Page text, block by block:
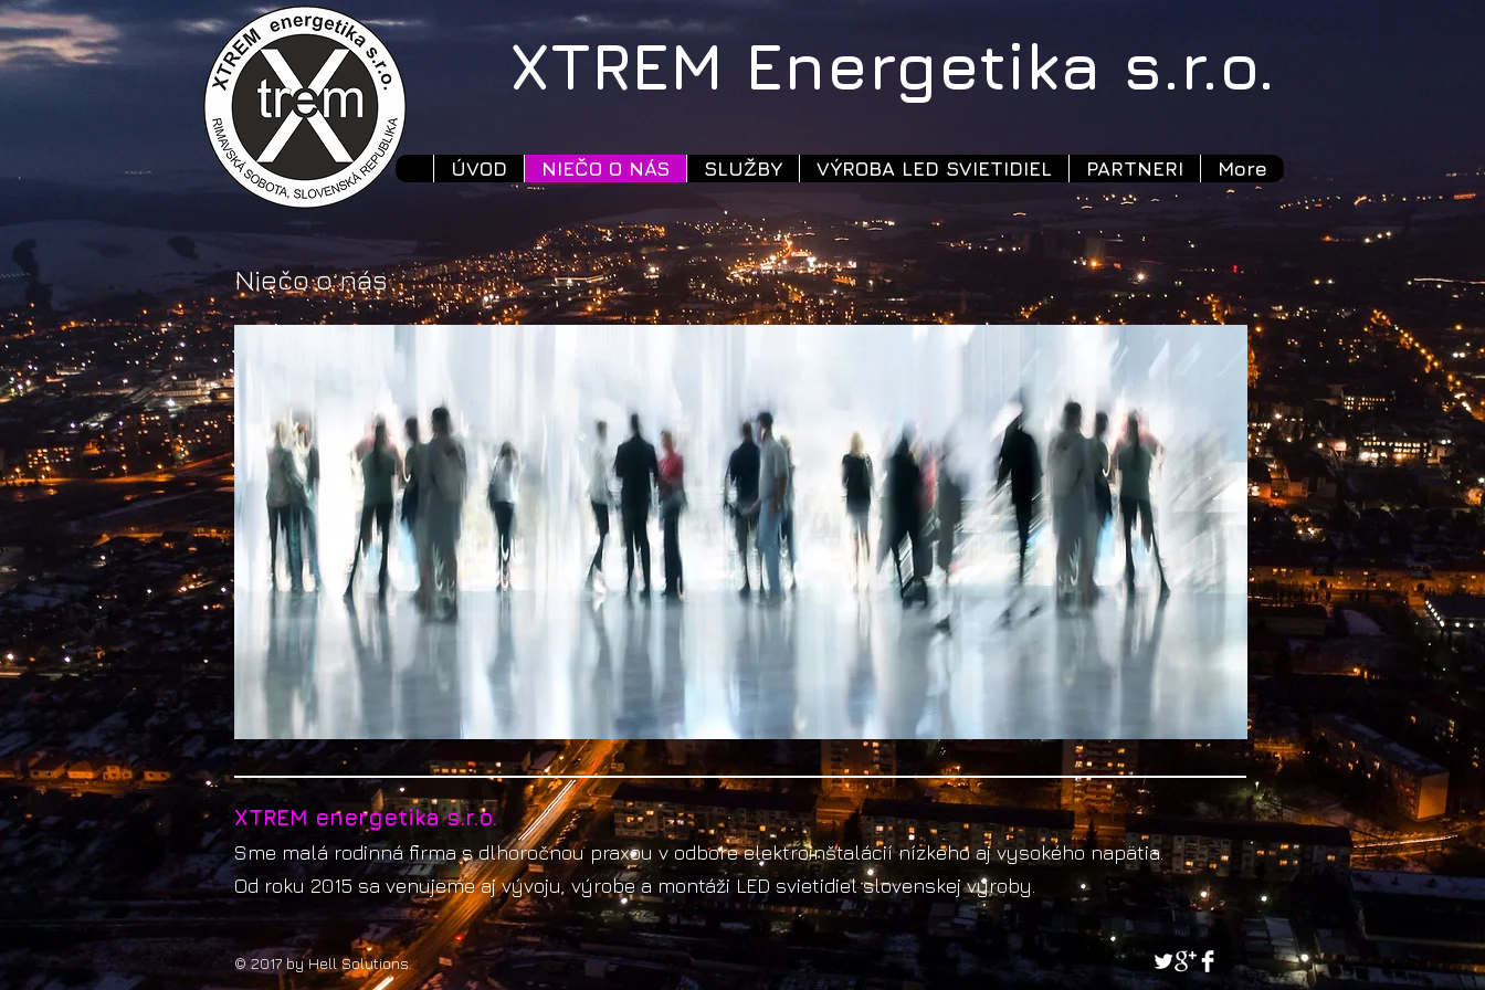
XTREM Energetika s.r.o.
ÚVOD NIEČO O NÁS SLUŽBY VÝROBA LED SVIETIDIEL PARTNERI More
Niečo o nás
XTREM energetika s.r.o.
Sme malá rodinná firma s dlhoročnou praxou v odbore elektroinštalácií nízkeho aj vysokého napätia.
Od roku 2015 sa venujeme aj vývoju, výrobe a montáži LED svietidiel slovenskej výroby.
© 2017 by Hell Solutions.